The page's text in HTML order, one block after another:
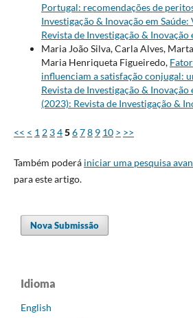
Portugal: recomendações de
Investigação & Inovação em Saúde:
Revista de Investigação & Inovação
Maria João Silva, Carla Alves,
Maria Henriqueta Figueiredo,
influenciam a satisfação conjugal:
Revista de Investigação & Inovação
(2023): Revista de Investigação &
<< < 1 2 345678 9 10 > >>
Também poderá iniciar uma pesquisa
para este artigo.
Nova Submissão
Idioma
English